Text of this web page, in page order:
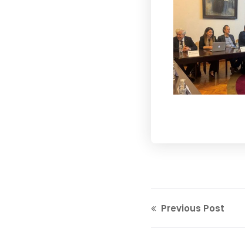
Previous Post